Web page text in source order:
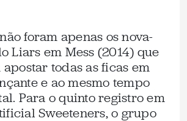
foram apenas os nova-
Liars em Mess (2014) que
todas as ficas em
e ao mesmo tempo
Para o quinto registro em
Sweeteners, o grupo